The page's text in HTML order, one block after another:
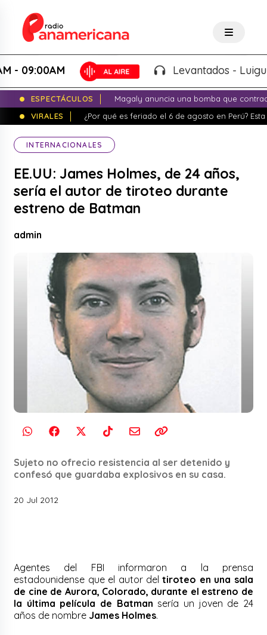
Levantados - Luigui
ESPECTÁCULOS
Magaly anuncia una bomba que
VIRALES
¿Por qué es feriado el 6 de agosto en Perú?
INTERNACIONALES
EE.UU: James Holmes, de 24 años,
sería el autor de tiroteo durante
estreno de Batman
admin
Sujeto no ofrecio resistencia al ser detenido y
confesó que guardaba explosivos en su casa.
20 Jul 2012
Agentes del FBI informaron a la prensa
estadounidense que el autor deltiroteo en una sala
de cine de Aurora, Colorado, durante el estreno de
la última película de Batman sería un joven de 24
años de nombre James Holmes.